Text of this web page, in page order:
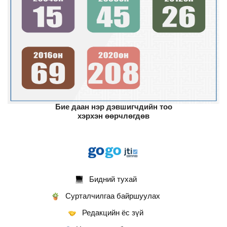
Бие даан нэр дэвшигчдийн тоо
хэрхэн өөрчлөгдөв
Бидний тухай
Сурталчилгаа байршуулах
Редакцийн ёс зүй